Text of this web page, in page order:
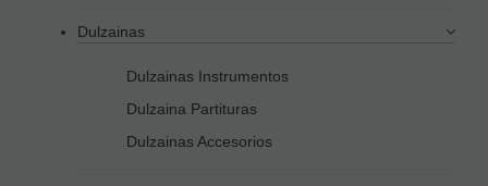
Dulzainas
Dulzainas Instrumentos
Dulzaina Partituras
Dulzainas Accesorios